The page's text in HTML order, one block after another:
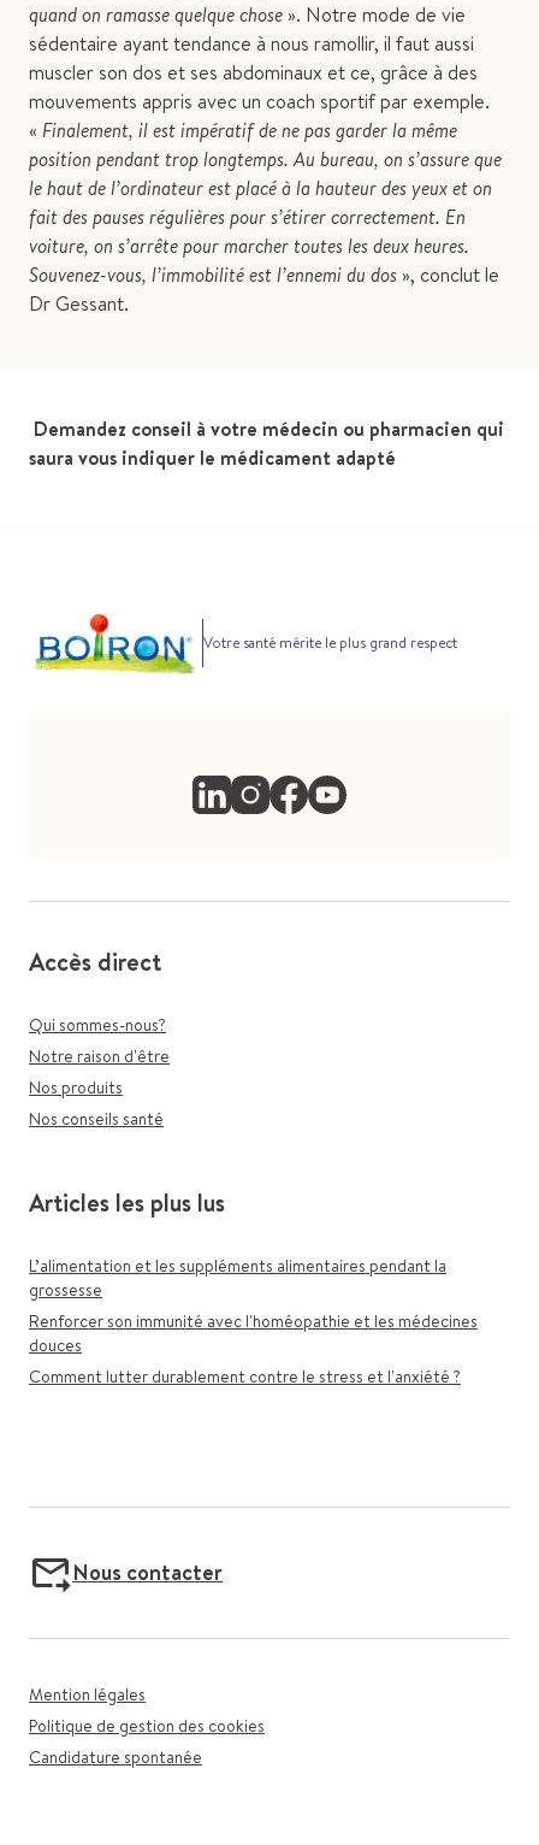
quand on ramasse quelque chose ». Notre mode de vie
sédentaire ayant tendance à nous ramollir, il faut aussi
muscler son dos et ses abdominaux et ce, grâce à des
mouvements appris avec un coach sportif par exemple.
« Finalement, il est impératif de ne pas garder la même
position pendant trop longtemps. Au bureau, on s’assure que
le haut de l’ordinateur est placé à la hauteur des yeux et on
fait des pauses régulières pour s’étirer correctement. En
voiture, on s’arrête pour marcher toutes les deux heures.
Souvenez-vous, l’immobilité est l’ennemi du dos », conclut le
Dr Gessant.
Demandez conseil à votre médecin ou pharmacien qui
saura vous indiquer le médicament adapté
Votre santé mérite le plus grand respect
Accès direct
Qui sommes-nous?
Notre raison d'être
Nos produits
Nos conseils santé
Articles les plus lus
L’alimentation et les suppléments alimentaires pendant la
grossesse
Renforcer son immunité avec l'homéopathie et les médecines
douces
Comment lutter durablement contre le stress et l'anxiété ?
Nous contacter
Mention légales
Politique de gestion des cookies
Candidature spontanée